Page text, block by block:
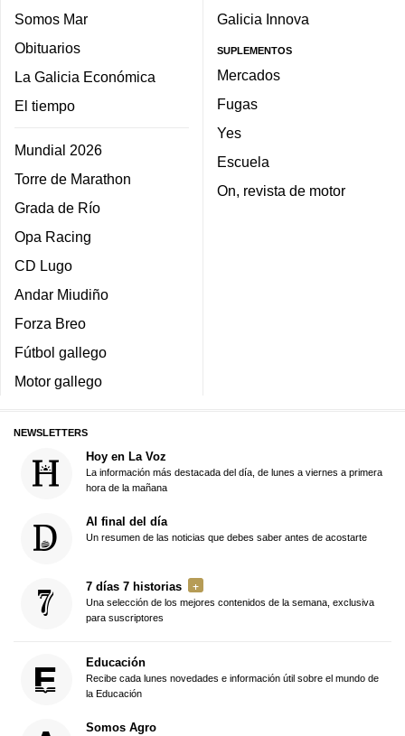
Somos Mar
Obituarios
La Galicia Económica
El tiempo
Mundial 2026
Torre de Marathon
Grada de Río
Opa Racing
CD Lugo
Andar Miudiño
Forza Breo
Fútbol gallego
Motor gallego
Galicia Innova
SUPLEMENTOS
Mercados
Fugas
Yes
Escuela
On, revista de motor
NEWSLETTERS
Hoy en La Voz
La información más destacada del día, de lunes a viernes a primera
hora de la mañana
Al final del día
Un resumen de las noticias que debes saber antes de acostarte
7 días 7 historias
Una selección de los mejores contenidos de la semana, exclusiva
para suscriptores
Educación
Recibe cada lunes novedades e información útil sobre el mundo de
la Educación
Somos Agro